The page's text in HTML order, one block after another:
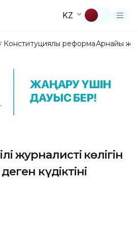
KZ
Конституциялық реформаАрнайы
журналистің көлігін
күдіктіні